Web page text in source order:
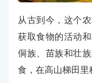
从古到今，这个
获取食物的活动
侗族、苗族和壮
食，在高山梯田里